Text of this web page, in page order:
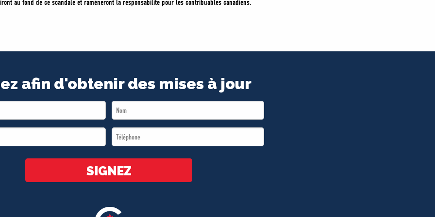
au fond de ce scandale et ramèneront la responsabilité pour les contribuables canadiens.
afin d'obtenir des mises à jour
Last
Name
Téléphone
*
SIGNEZ